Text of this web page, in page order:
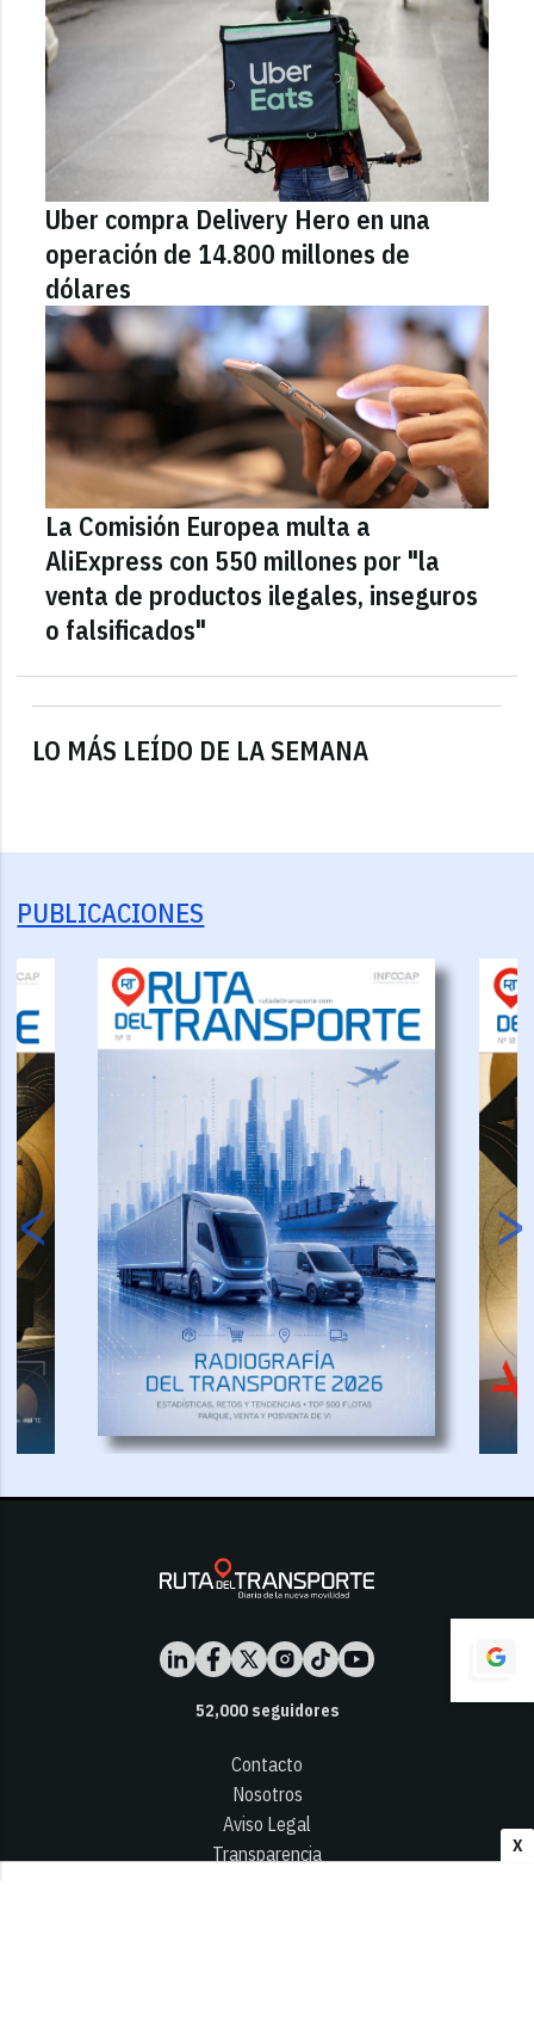
X
LO MÁS LEÍDO DE LA SEMANA
Uber compra Delivery Hero en una
operación de 14.800 millones de
dólares
La Comisión Europea multa a
AliExpress con 550 millones por "la
venta de productos ilegales, inseguros
o falsificados"
PUBLICACIONES
52,000seguidores
Contacto
Nosotros
Aviso Legal
Transparencia